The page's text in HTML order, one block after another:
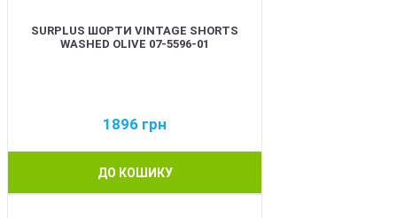
SURPLUS ШОРТИ VINTAGE SHORTS
WASHED OLIVE 07-5596-01
1896 грн
ДО КОШИКУ